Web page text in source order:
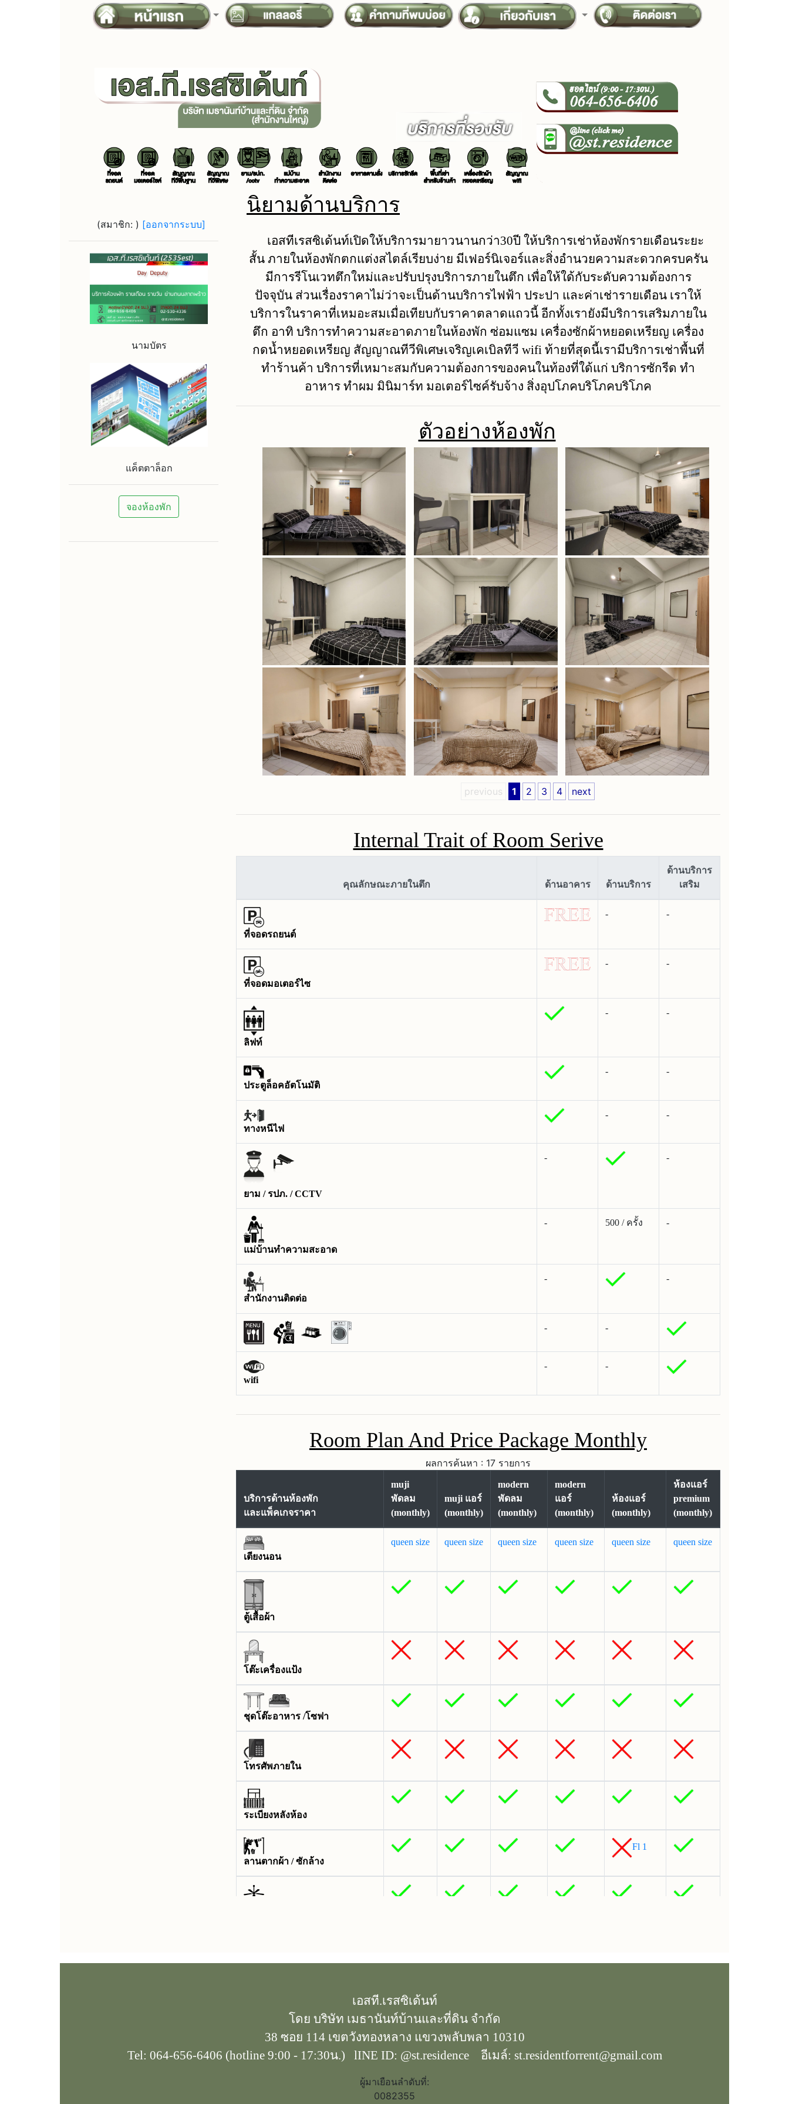
(สมาชิก: ) [ออกจากระบบ]
นามบัตร
แค็ตตาล็อก
จองห้องพัก
นิยามด้านบริการ
เอสทีเรสซิเด้นท์เปิดให้บริการมายาวนานกว่า30ปี ให้บริการเช่าห้องพักรายเดือนระยะ
สั้น ภายในห้องพักตกแต่งสไตล์เรียบง่าย มีเฟอร์นิเจอร์และสิ่งอำนวยความสะดวกครบครัน
มีการรีโนเวทตึกใหม่และปรับปรุงบริการภายในตึก เพื่อให้ใด้กับระดับความต้องการ
ปัจจุบัน ส่วนเรื่องราคาไม่ว่าจะเป็นด้านบริการไฟฟ้า ประปา และค่าเช่ารายเดือน เราให้
บริการในราคาที่เหมอะสมเมื่อเทียบกับราคาตลาดแถวนี้ อีกทั้งเรายังมีบริการเสริมภายใน
ตึก อาทิ บริการทำความสะอาดภายในห้องพัก ซ่อมแซม เครื่องซักผ้าหยอดเหรียญ เครื่อง
กดน้ำหยอดเหรียญ สัญญาณทีวีพิเศษเจริญเคเบิลทีวี wifi ท้ายที่สุดนี้เรามีบริการเช่าพื้นที่
ทำร้านค้า บริการที่เหมาะสมกับความต้องการของคนในท้องที่ใด้แก่ บริการซักรีด ทำ
อาหาร ทำผม มินิมาร์ท มอเตอร์ไซค์รับจ้าง สิ่งอุปโภคบริโภคบริโภค
ตัวอย่างห้องพัก
previous 1 2 3 4 next
Internal Trait of Room Serive
คุณลักษณะภายในตึก ด้านอาคาร ด้านบริการ
ด้านบริการ
เสริม
ที่จอดรถยนต์
- -
ที่จอดมอเตอร์ไซ
- -
ลิฟท์
- -
ประตูล็อคอัตโนมัติ
- -
ทางหนีไฟ
- -
ยาม / รปภ. / CCTV
- -
แม่บ้านทำความสะอาด
- 500 / ครั้ง -
สำนักงานติดต่อ
- -
- -
wifi
- -
Room Plan And Price Package Monthly
ผลการค้นหา : 17 รายการ
บริการด้านห้องพัก
และแพ็คเกจราคา
muji
พัดลม
(monthly)
muji แอร์
(monthly)
modern
พัดลม
(monthly)
modern
แอร์
(monthly)
ห้องแอร์
(monthly)
ห้องแอร์
premium
(monthly)
เตียงนอน
queen size queen size queen size queen size queen size queen size
ตู้เสื้อผ้า
โต๊ะเครื่องแป้ง
ชุดโต๊ะอาหาร /โซฟา
โทรศัพภายใน
ระเบียงหลังห้อง
ลานตากผ้า / ซักล้าง
Fl 1
เดือน
ทีวี
เอสที.เรสซิเด้นท์
โดย บริษัท เมธานันท์บ้านและที่ดิน จำกัด
38 ซอย 114 เขตวังทองหลาง แขวงพลับพลา 10310
Tel: 064-656-6406 (hotline 9:00 - 17:30น.) lINE ID: @st.residence อีเมล์: st.residentforrent@gmail.com
ผู้มาเยือนลำดับที่:
0082355